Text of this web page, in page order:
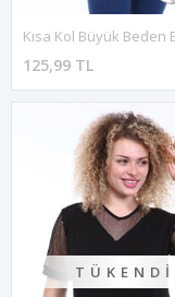
125,99 TL
TÜKENDI